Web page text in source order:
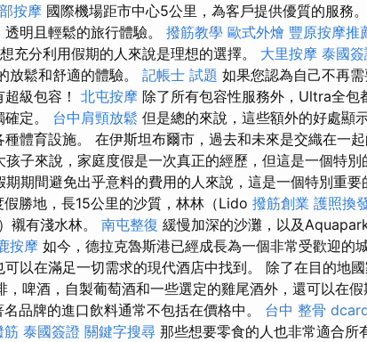
按摩 國際機場距市中心5公里，為客戶提供優質的服務
明且輕鬆的旅行體驗。 撥筋教學 歐式外燴 豐原按摩推
充分利用假期的人來說是理想的選擇。 大里按摩 泰國簽
放鬆和舒適的體驗。 記帳士 試題 如果您認為自己不再
級包容！ 北屯按摩 除了所有包容性服務外，Ultra全包
定。 台中肩頸放鬆 但是總的來說，這些額外的好處顯
體育設施。 在伊斯坦布爾市，過去和未來是交織在一起
子來說，家庭度假是一次真正的經歷，但這是一個特別
期間避免出乎意料的費用的人來說，這是一個特別重要
假勝地，長15公里的沙質，林林（Lido 撥筋創業 護照換
襯有淺水林。 南屯整復 緩慢加深的沙灘，以及
按摩 如今，德拉克魯斯港已經成長為一個非常受歡迎的
以在滿足一切需求的現代酒店中找到。 除了在目的地
，啤酒，自製葡萄酒和一些選定的雞尾酒外，還可以在假
品牌的進口飲料通常不包括在價格中。 台中 整骨
筋 泰國簽證 關鍵字搜尋 那些想要零食的人也非常適合所